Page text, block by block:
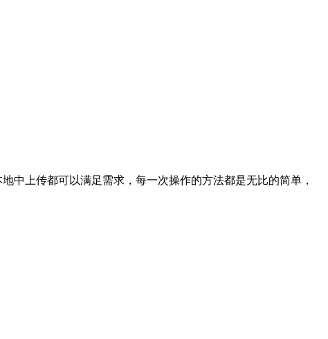
中上传都可以满足需求，每一次操作的方法都是无比的简单，